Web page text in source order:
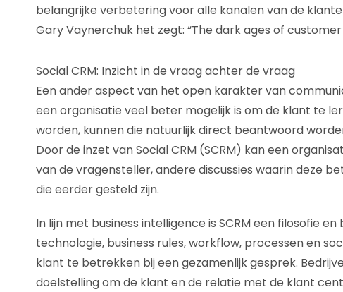
belangrijke verbetering voor alle kanalen van de
Gary Vaynerchuk het zegt: “The dark ages of
Social CRM: Inzicht in de vraag achter de vraag
Een ander aspect van het open karakter van
een organisatie veel beter mogelijk is om de klant te
worden, kunnen die natuurlijk direct beantwoord
Door de inzet van Social CRM (SCRM) kan een
van de vragensteller, andere discussies waarin deze
die eerder gesteld zijn.
In lijn met business intelligence is SCRM een filosofie
technologie, business rules, workflow, processen en
klant te betrekken bij een gezamenlijk gesprek.
doelstelling om de klant en de relatie met de klant